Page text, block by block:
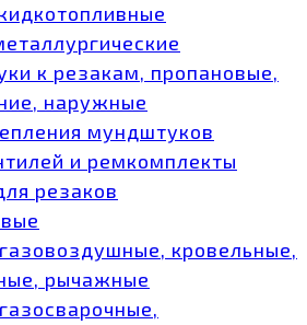
к резакам, пропановые,
наружные
мундштуков
и ремкомплекты
резаков
кровельные,
рычажные